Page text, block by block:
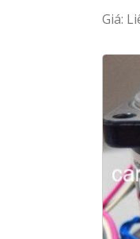
Giá: